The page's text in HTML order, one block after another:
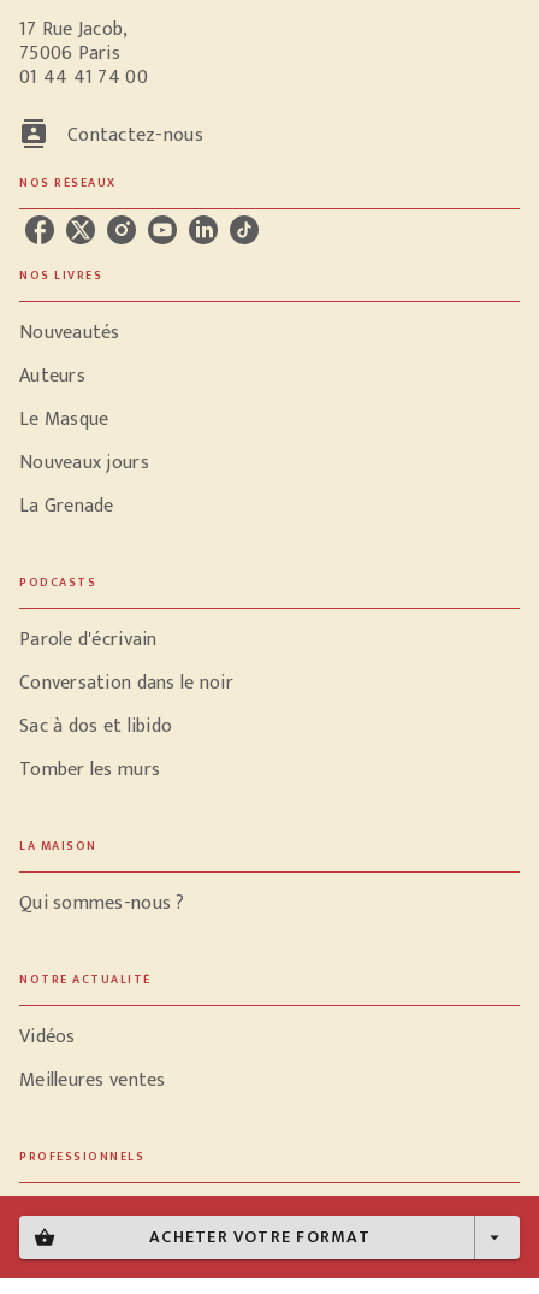
shopping_basket ACHETER VOTRE FORMAT arrow_drop_down
17 Rue Jacob,
75006 Paris
01 44 41 74 00
contacts Contactez-nous
NOS RÉSEAUX
NOS LIVRES
Nouveautés
Auteurs
Le Masque
Nouveaux jours
La Grenade
PODCASTS
Parole d'écrivain
Conversation dans le noir
Sac à dos et libido
Tomber les murs
LA MAISON
Qui sommes-nous ?
NOTRE ACTUALITÉ
Vidéos
Meilleures ventes
PROFESSIONNELS
Libraires
Journalistes